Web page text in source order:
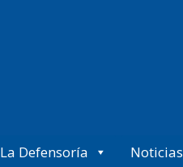
La Defensoría Noticias